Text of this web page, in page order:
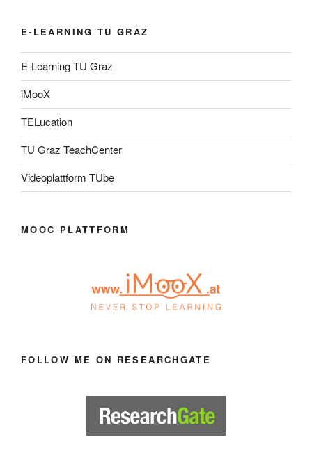
E-LEARNING TU GRAZ
E-Learning TU Graz
iMooX
TELucation
TU Graz TeachCenter
Videoplattform TUbe
MOOC PLATTFORM
FOLLOW ME ON RESEARCHGATE